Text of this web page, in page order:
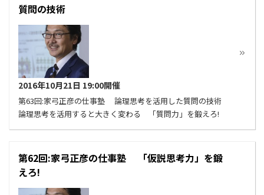
質問の技術
2016年10月21日 19:00開催
第63回:家弓正彦の仕事塾 論理思考を活用した質問の技術
論理思考を活用すると大きく変わる 「質問力」を鍛えろ!
第62回:家弓正彦の仕事塾 「仮説思考力」を鍛
えろ!